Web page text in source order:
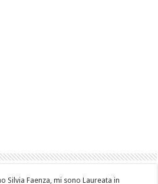
Silvia Faenza, mi sono Laureata in